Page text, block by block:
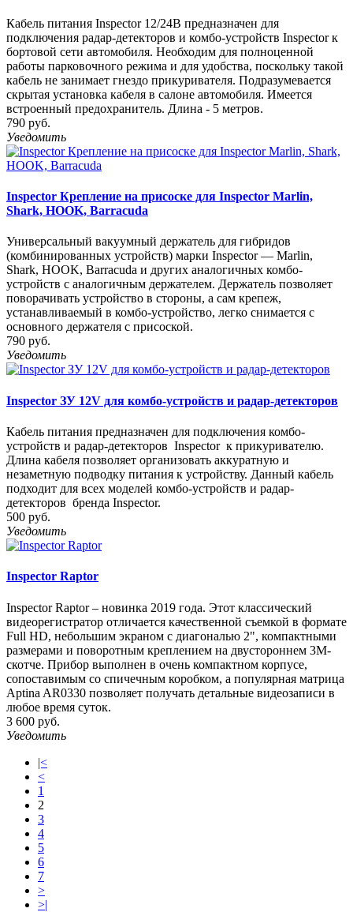
Кабель питания Inspector 12/24В предназначен для
подключения радар-детекторов и комбо-устройств Inspector к
бортовой сети автомобиля. Необходим для полноценной
работы парковочного режима и для удобства, поскольку такой
кабель не занимает гнездо прикуривателя. Подразумевается
скрытая установка кабеля в салоне автомобиля. Имеется
встроенный предохранитель. Длина - 5 метров.
790 руб.
Уведомить
Inspector Крепление на присоске для Inspector Marlin,
Shark, HOOK, Barracuda
Универсальный вакуумный держатель для гибридов
(комбинированных устройств) марки Inspector — Marlin,
Shark, HOOK, Barracuda и других аналогичных комбо-
устройств с аналогичным держателем. Держатель позволяет
поворачивать устройство в стороны, а сам крепеж,
устанавливаемый в комбо-устройство, легко снимается с
основного держателя с присоской.
790 руб.
Уведомить
Inspector ЗУ 12V для комбо-устройств и радар-детекторов
Кабель питания предназначен для подключения комбо-
устройств и радар-детекторов Inspector к прикуривателю.
Длина кабеля позволяет организовать аккуратную и
незаметную подводку питания к устройству. Данный кабель
подходит для всех моделей комбо-устройств и радар-
детекторов бренда Inspector.
500 руб.
Уведомить
Inspector Raptor
Inspector Raptor – новинка 2019 года. Этот классический
видеорегистратор отличается качественной съемкой в формате
Full HD, небольшим экраном с диагональю 2", компактными
размерами и поворотным креплением на двустороннем 3М-
скотче. Прибор выполнен в очень компактном корпусе,
сопоставимым со спичечным коробком, а популярная матрица
Aptina AR0330 позволяет получать детальные видеозаписи в
любое время суток.
3 600 руб.
Уведомить
|<
<
1
2
3
4
5
6
7
>
>|